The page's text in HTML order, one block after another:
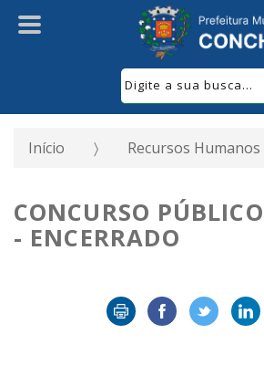
Início Recursos Humanos
CONCURSO
- ENCERRADO